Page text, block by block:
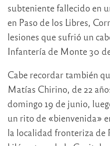
subteniente fallecido en
en Paso de los Libres,
lesiones que sufrió un
Infantería de Monte 30
Cabe recordar también
Matías Chirino, de 22
domingo 19 de junio,
un rito de «bienvenida»
la localidad fronteriza de